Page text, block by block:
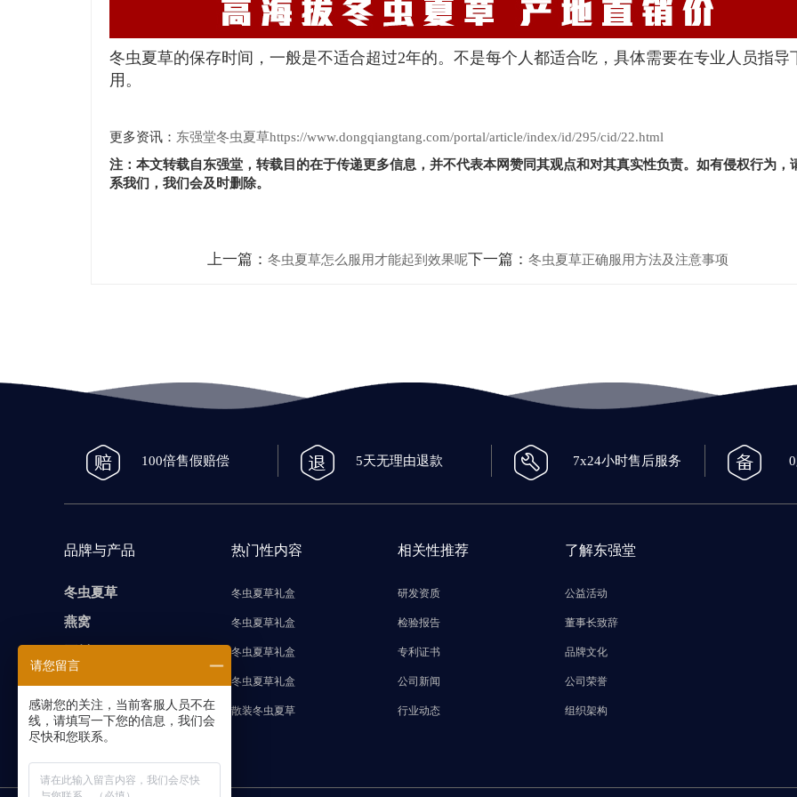
冬虫夏草的保存时间，一般是不适合超过2年的。不是每个人都适合吃，具体需要在专业人员指导
用。
更多资讯： 东强堂冬虫夏草https://www.dongqiangtang.com/portal/article/index/id/295/cid/22.html
注：本文转载自东强堂，转载目的在于传递更多信息，并不代表本网赞同其观点和对其真实性负责。如有侵权行为，
系我们，我们会及时删除。
上一篇： 冬虫夏草怎么服用才能起到效果呢下一篇： 冬虫夏草正确服用方法及注意事项
100倍售假赔偿 5天无理由退款 7x24小时售后服务
品牌与产品
冬虫夏草
燕窝
藏红花
热门性内容
冬虫夏草礼盒
冬虫夏草礼盒
冬虫夏草礼盒
冬虫夏草礼盒
散装冬虫夏草
相关性推荐
研发资质
检验报告
专利证书
公司新闻
行业动态
了解东强堂
公益活动
董事长致辞
品牌文化
公司荣誉
组织架构
请您留言
感谢您的关注，当前客服人员不在
线，请填写一下您的信息，我们会
尽快和您联系。